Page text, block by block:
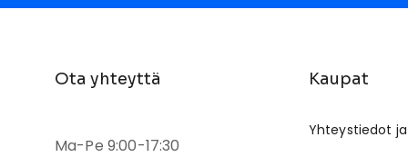
Ota yhteyttä
Ma-Pe 9:00-17:30
Kaupat
Yhteystiedot